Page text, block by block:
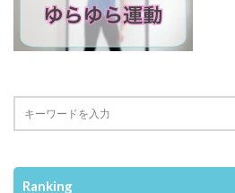
Ranking